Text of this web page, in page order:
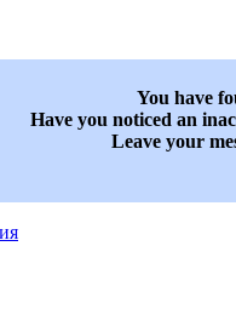
You have
Have you noticed an
Leave your